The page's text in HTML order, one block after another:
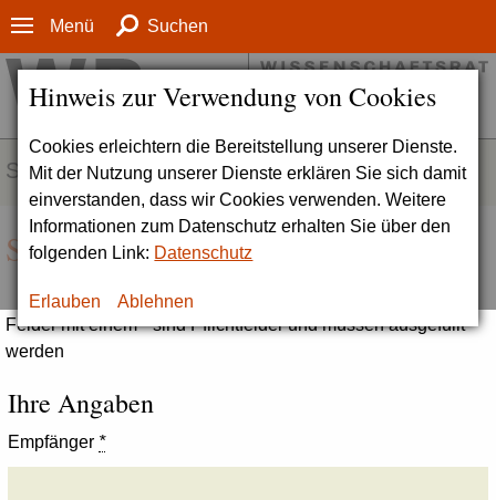
Hinweis zur Verwendung von Cookies
Cookies erleichtern die Bereitstellung unserer Dienste.
Mit der Nutzung unserer Dienste erklären Sie sich damit
einverstanden, dass wir Cookies verwenden. Weitere
Informationen zum Datenschutz erhalten Sie über den
folgenden Link: Datenschutz
Erlauben Ablehnen
Menü Suchen
SERVICE
Seite empfehlen
Felder mit einem * sind Pflichtfelder und müssen ausgefüllt
werden
Ihre Angaben
Empfänger *